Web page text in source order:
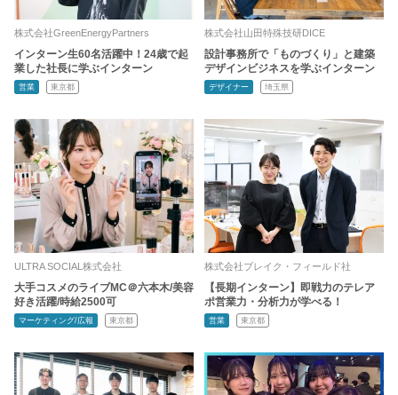
株式会社GreenEnergyPartners
インターン生60名活躍中！24歳で起
業した社長に学ぶインターン
営業 東京都
株式会社山田特殊技研DICE
設計事務所で「ものづくり」と建築
デザインビジネスを学ぶインターン
デザイナー 埼玉県
ULTRA SOCIAL株式会社
大手コスメのライブMC＠六本木/美容
好き活躍/時給2500可
マーケティング/広報 東京都
株式会社ブレイク・フィールド社
【長期インターン】即戦力のテレア
ポ営業力・分析力が学べる！
営業 東京都